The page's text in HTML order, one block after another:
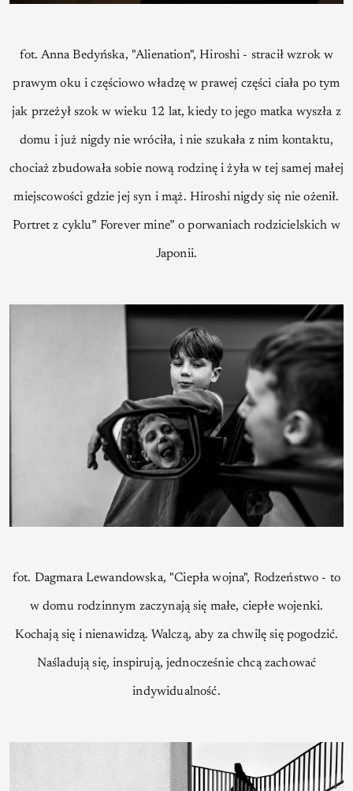
fot. Anna Bedyńska, "Alienation", Hiroshi - stracił wzrok w
prawym oku i częściowo władzę w prawej części ciała po tym
jak przeżył szok w wieku 12 lat, kiedy to jego matka wyszła z
domu i już nigdy nie wróciła, i nie szukała z nim kontaktu,
chociaż zbudowała sobie nową rodzinę i żyła w tej samej małej
miejscowości gdzie jej syn i mąż. Hiroshi nigdy się nie ożenił.
Portret z cyklu” Forever mine” o porwaniach rodzicielskich w
Japonii.
fot. Dagmara Lewandowska, "Ciepła wojna", Rodzeństwo - to
w domu rodzinnym zaczynają się małe, ciepłe wojenki.
Kochają się i nienawidzą. Walczą, aby za chwilę się pogodzić.
Naśladują się, inspirują, jednocześnie chcą zachować
indywidualność.